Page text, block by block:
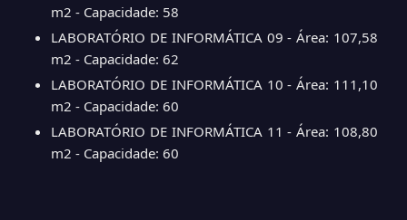
m2 - Capacidade: 58
LABORATÓRIO DE INFORMÁTICA 09 - Área: 107,58
m2 - Capacidade: 62
LABORATÓRIO DE INFORMÁTICA 10 - Área: 111,10
m2 - Capacidade: 60
LABORATÓRIO DE INFORMÁTICA 11 - Área: 108,80
m2 - Capacidade: 60